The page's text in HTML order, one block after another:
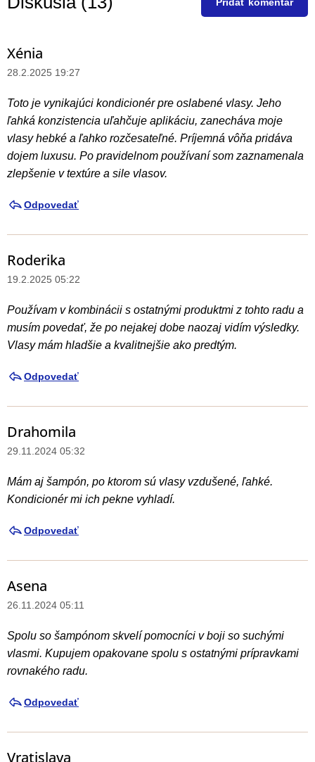
p
r
v
k
y
p
Pridať komentár
V
ý
p
i
s
d
i
k
u
s
i
Xénia
28.2.2025 19:27
Toto je vynikajúci kondicionér pre oslabené vlasy. Jeho
ľahká konzistencia uľahčuje aplikáciu, zanecháva moje
vlasy hebké a ľahko rozčesateľné. Príjemná vôňa pridáva
dojem luxusu. Po pravidelnom používaní som zaznamenala
zlepšenie v textúre a sile vlasov.
Odpovedať
Roderika
19.2.2025 05:22
Používam v kombinácii s ostatnými produktmi z tohto radu a
musím povedať, že po nejakej dobe naozaj vidím výsledky.
Vlasy mám hladšie a kvalitnejšie ako predtým.
Odpovedať
Drahomila
29.11.2024 05:32
Mám aj šampón, po ktorom sú vlasy vzdušené, ľahké.
Kondicionér mi ich pekne vyhladí.
Odpovedať
Asena
26.11.2024 05:11
Spolu so šampónom skvelí pomocníci v boji so suchými
vlasmi. Kupujem opakovane spolu s ostatnými prípravkami
rovnakého radu.
Odpovedať
Vratislava